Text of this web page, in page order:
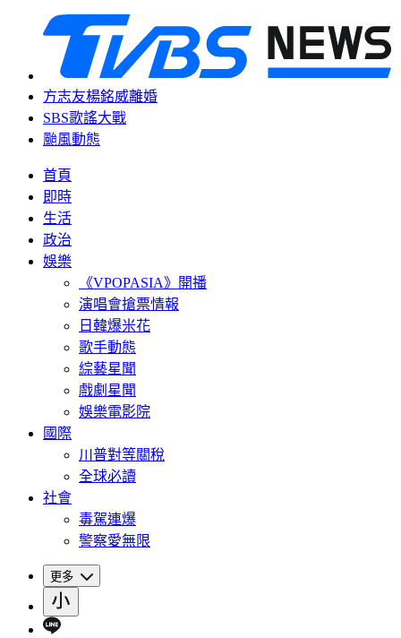
方志友楊銘威離婚
SBS歌謠大戰
颱風動態
首頁
即時
生活
政治
娛樂
《VPOPASIA》開播
演唱會搶票情報
日韓爆米花
歌手動態
綜藝星聞
戲劇星聞
娛樂電影院
國際
川普對等關稅
全球必讀
社會
毒駕連爆
警察愛無限
更多